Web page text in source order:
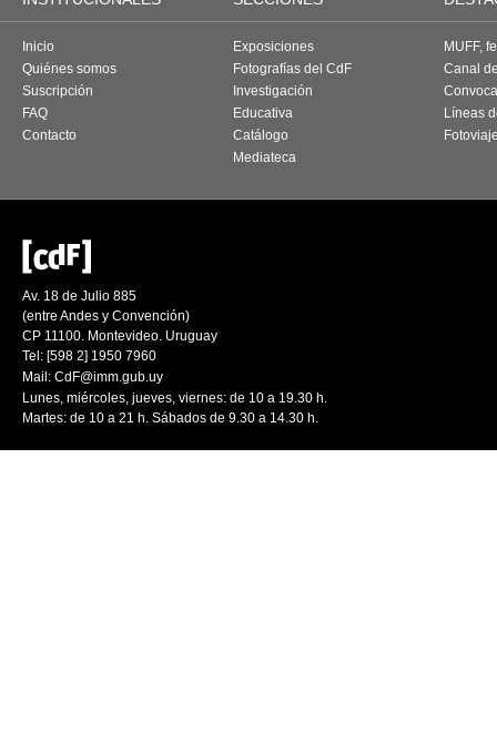
Inicio
Quiénes somos
Suscripción
FAQ
Contacto
Exposiciones
Fotografías del CdF
Investigación
Educativa
Catálogo
Mediateca
MUFF,
Canal
Líneas
Av. 18 de Julio 885
(entre Andes y Convención)
CP 11100. Montevideo. Uruguay
Tel: [598 2] 1950 7960
Mail: CdF@imm.gub.uy
Lunes, miércoles, jueves, viernes: de 10 a 19.30 h.
Martes: de 10 a 21 h. Sábados de 9.30 a 14.30 h.